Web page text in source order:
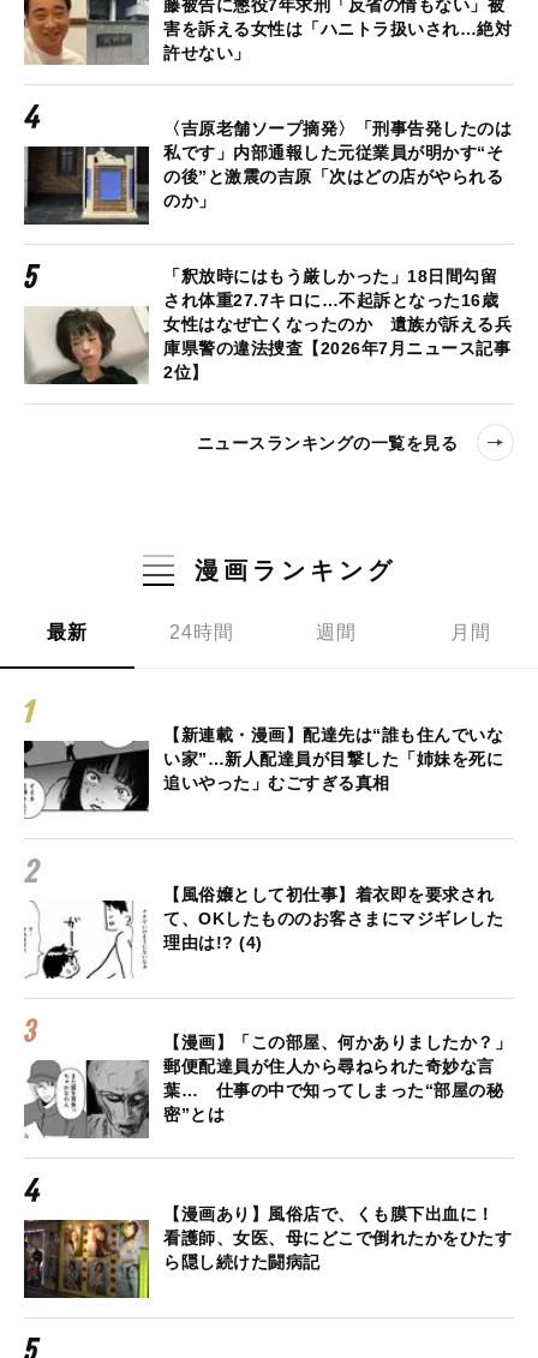
藤被告に懲役7年求刑「反省の情もない」被
害を訴える女性は「ハニトラ扱いされ…絶対
許せない」
〈吉原老舗ソープ摘発〉「刑事告発したのは
私です」内部通報した元従業員が明かす“そ
の後”と激震の吉原「次はどの店がやられる
のか」
「釈放時にはもう厳しかった」18日間勾留
され体重27.7キロに…不起訴となった16歳
女性はなぜ亡くなったのか 遺族が訴える兵
庫県警の違法捜査【2026年7月ニュース記事
2位】
ニュースランキングの一覧を見る
漫画ランキング
最新 24時間 週間 月間
【新連載・漫画】配達先は“誰も住んでいな
い家”…新人配達員が目撃した「姉妹を死に
追いやった」むごすぎる真相
【風俗嬢として初仕事】着衣即を要求され
て、OKしたもののお客さまにマジギレした
理由は!? (4)
【漫画】「この部屋、何かありましたか？」
郵便配達員が住人から尋ねられた奇妙な言
葉… 仕事の中で知ってしまった“部屋の秘
密”とは
【漫画あり】風俗店で、くも膜下出血に！
看護師、女医、母にどこで倒れたかをひたす
ら隠し続けた闘病記